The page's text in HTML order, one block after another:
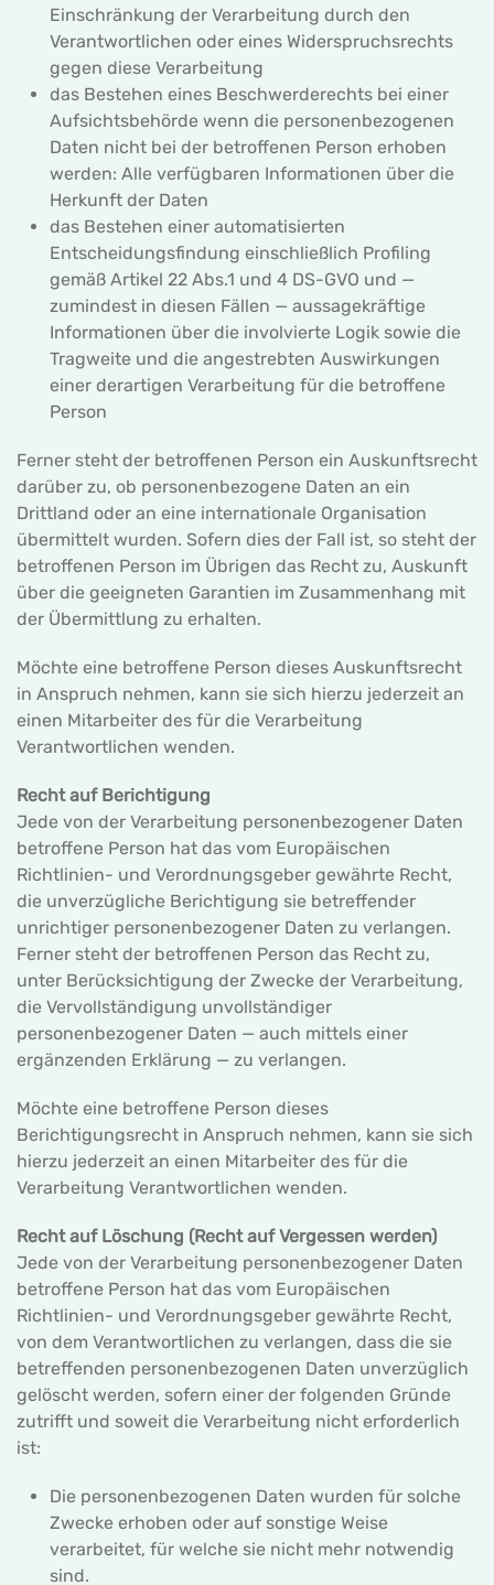
Einschränkung der Verarbeitung durch den
Verantwortlichen oder eines Widerspruchsrechts
gegen diese Verarbeitung
das Bestehen eines Beschwerderechts bei einer
Aufsichtsbehörde wenn die personenbezogenen
Daten nicht bei der betroffenen Person erhoben
werden: Alle verfügbaren Informationen über die
Herkunft der Daten
das Bestehen einer automatisierten
Entscheidungsfindung einschließlich Profiling
gemäß Artikel 22 Abs.1 und 4 DS-GVO und —
zumindest in diesen Fällen — aussagekräftige
Informationen über die involvierte Logik sowie die
Tragweite und die angestrebten Auswirkungen
einer derartigen Verarbeitung für die betroffene
Person
Ferner steht der betroffenen Person ein Auskunftsrecht
darüber zu, ob personenbezogene Daten an ein
Drittland oder an eine internationale Organisation
übermittelt wurden. Sofern dies der Fall ist, so steht der
betroffenen Person im Übrigen das Recht zu, Auskunft
über die geeigneten Garantien im Zusammenhang mit
der Übermittlung zu erhalten.
Möchte eine betroffene Person dieses Auskunftsrecht
in Anspruch nehmen, kann sie sich hierzu jederzeit an
einen Mitarbeiter des für die Verarbeitung
Verantwortlichen wenden.
Recht auf Berichtigung
Jede von der Verarbeitung personenbezogener Daten
betroffene Person hat das vom Europäischen
Richtlinien- und Verordnungsgeber gewährte Recht,
die unverzügliche Berichtigung sie betreffender
unrichtiger personenbezogener Daten zu verlangen.
Ferner steht der betroffenen Person das Recht zu,
unter Berücksichtigung der Zwecke der Verarbeitung,
die Vervollständigung unvollständiger
personenbezogener Daten — auch mittels einer
ergänzenden Erklärung — zu verlangen.
Möchte eine betroffene Person dieses
Berichtigungsrecht in Anspruch nehmen, kann sie sich
hierzu jederzeit an einen Mitarbeiter des für die
Verarbeitung Verantwortlichen wenden.
Recht auf Löschung (Recht auf Vergessen werden)
Jede von der Verarbeitung personenbezogener Daten
betroffene Person hat das vom Europäischen
Richtlinien- und Verordnungsgeber gewährte Recht,
von dem Verantwortlichen zu verlangen, dass die sie
betreffenden personenbezogenen Daten unverzüglich
gelöscht werden, sofern einer der folgenden Gründe
zutrifft und soweit die Verarbeitung nicht erforderlich
ist:
Die personenbezogenen Daten wurden für solche
Zwecke erhoben oder auf sonstige Weise
verarbeitet, für welche sie nicht mehr notwendig
sind.